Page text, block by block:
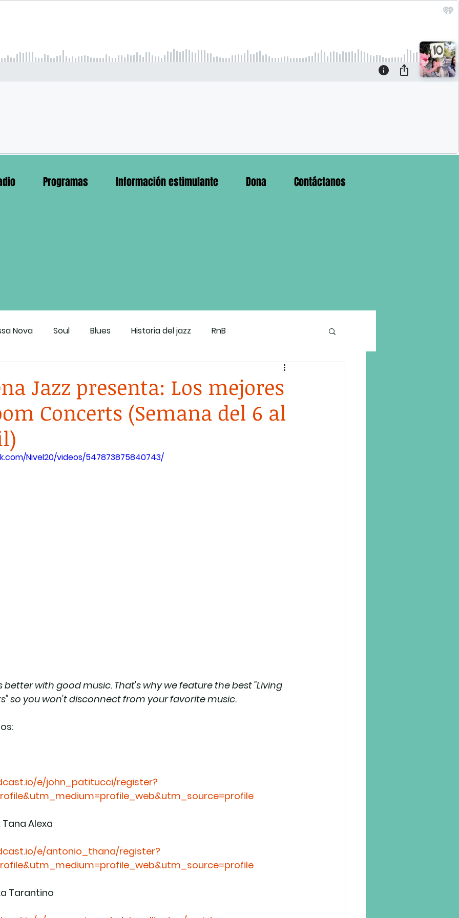
Programas Información estimulante Dona Contáctanos
Nova Soul Blues Historia del jazz RnB
de CDMX
Jazz presenta: Los mejores
Concerts (Semana del 6 al
Nivel20/videos/547873875840743/
better with good music. That's why we feature the best "Living
so you won't disconnect from your favorite music.
e/john_patitucci/register?
Alexa
e/antonio_thana/register?
Tarantino